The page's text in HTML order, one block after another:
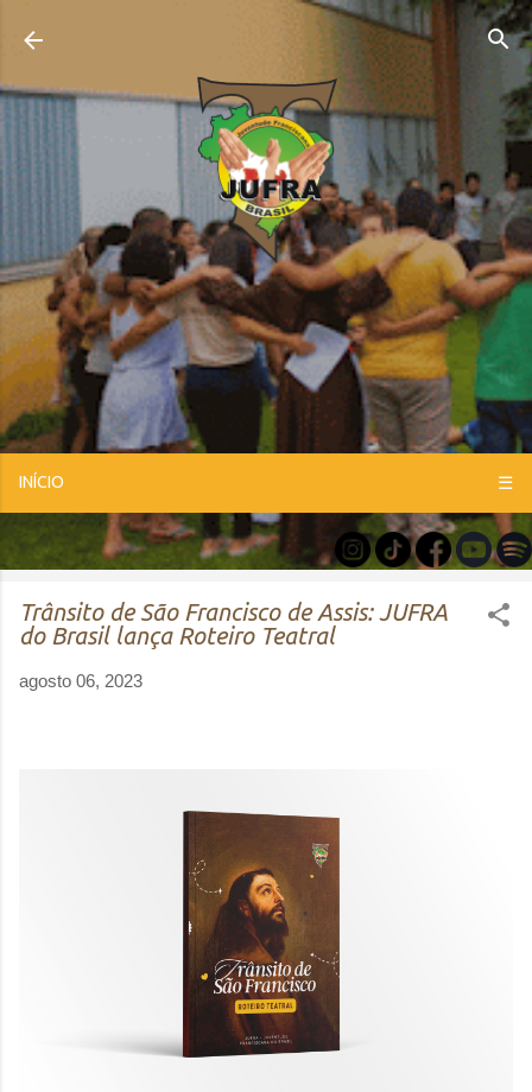
Pular para o conteúdo principal
INÍCIO ☰
Trânsito de São Francisco de Assis: JUFRA
do Brasil lança Roteiro Teatral
agosto 06, 2023